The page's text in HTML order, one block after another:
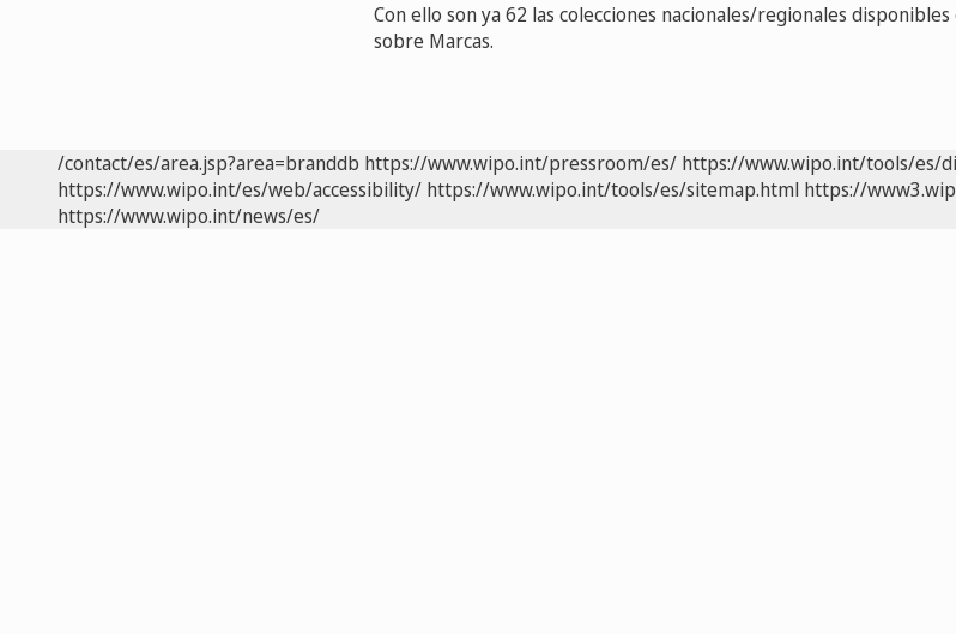
Con ello son ya 62 las colecciones nacionales/regionales
sobre Marcas.
/contact/es/area.jsp?area=branddb https://www.wipo.int/pressroom/es/ https://www.wipo.int/tools/es/
https://www.wipo.int/es/web/accessibility/ https://www.wipo.int/tools/es/sitemap.html https://
https://www.wipo.int/news/es/